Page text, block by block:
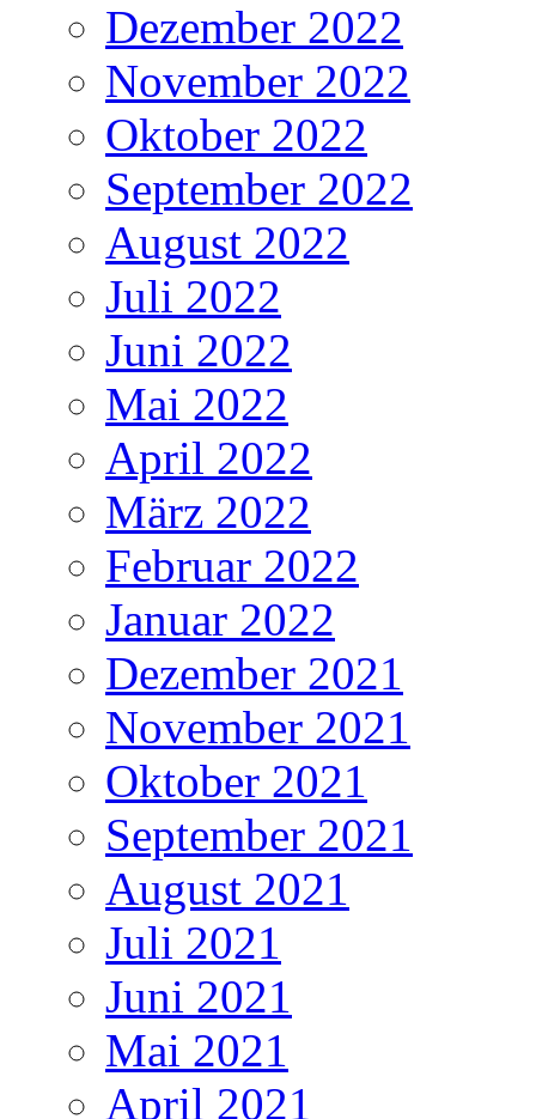
Dezember 2022
November 2022
Oktober 2022
September 2022
August 2022
Juli 2022
Juni 2022
Mai 2022
April 2022
März 2022
Februar 2022
Januar 2022
Dezember 2021
November 2021
Oktober 2021
September 2021
August 2021
Juli 2021
Juni 2021
Mai 2021
April 2021